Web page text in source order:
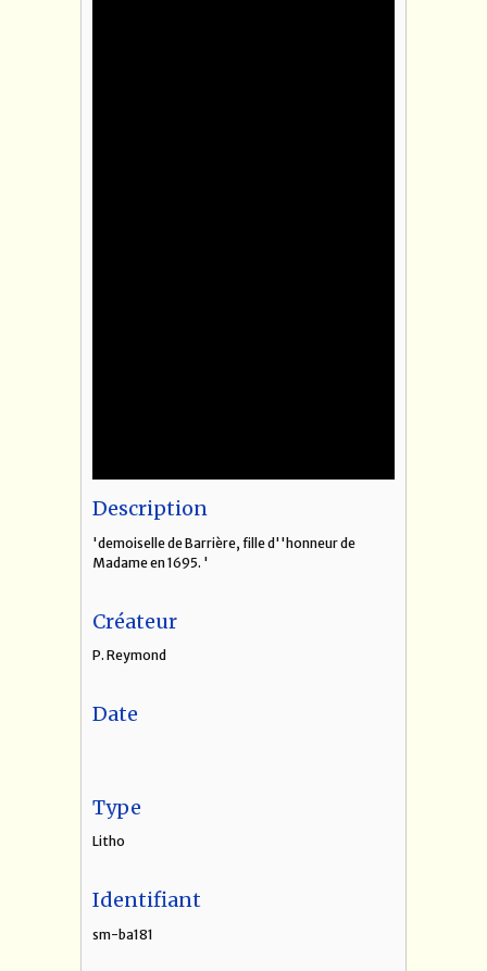
Description
'demoiselle de Barrière, fille d''honneur de
Madame en 1695. '
Créateur
P. Reymond
Date
Type
Litho
Identifiant
sm-ba181